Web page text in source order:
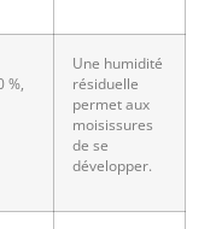
%,
Une humidité
résiduelle
permet aux
moisissures
de se
développer.